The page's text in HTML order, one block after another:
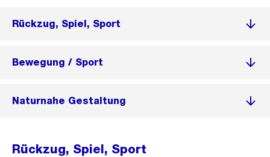
Rückzug, Spiel, Sport
Bewegung / Sport
Naturnahe Gestaltung
Rückzug, Spiel, Sport